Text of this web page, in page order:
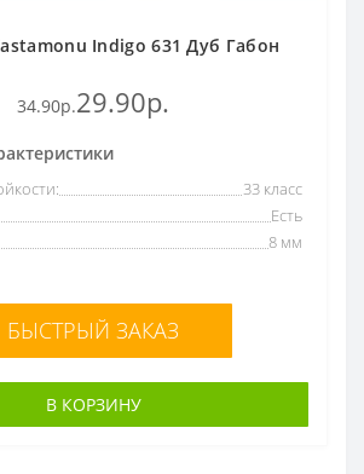
Indigo 631 Дуб Габон
34.90р.29.90р.
33 класс
Есть
8 мм
БЫСТРЫЙ ЗАКАЗ
В КОРЗИНУ